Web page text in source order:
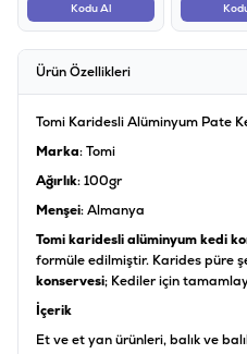
Kodu Al
Ürün Özellikleri
Tomi Karidesli Alüminyum Pate
Marka: Tomi
Ağırlık: 100gr
Menşei: Almanya
Tomi karidesli alüminyum kedi
formüle edilmiştir. Karides püre
konservesi; Kediler için
İçerik
Et ve et yan ürünleri, balık ve